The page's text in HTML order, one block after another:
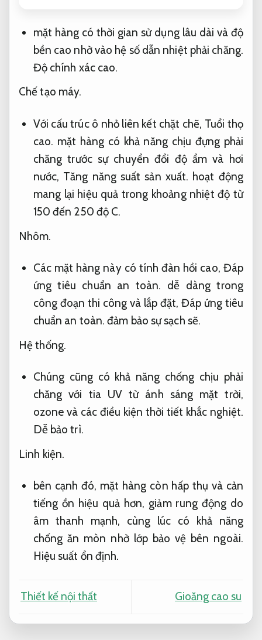
mặt hàng có thời gian sử dụng lâu dài và độ
bền cao nhờ vào hệ số dẫn nhiệt phải chăng.
Độ chính xác cao.
Chế tạo máy.
Với cấu trúc ô nhỏ liên kết chặt chẽ, Tuổi thọ
cao. mặt hàng có khả năng chịu đựng phải
chăng trước sự chuyển đổi độ ẩm và hơi
nước, Tăng năng suất sản xuất. hoạt động
mang lại hiệu quả trong khoảng nhiệt độ từ
150 đến 250 độ C.
Nhôm.
Các mặt hàng này có tính đàn hồi cao, Đáp
ứng tiêu chuẩn an toàn. dễ dàng trong
công đoạn thi công và lắp đặt, Đáp ứng tiêu
chuẩn an toàn. đảm bảo sự sạch sẽ.
Hệ thống.
Chúng cũng có khả năng chống chịu phải
chăng với tia UV từ ánh sáng mặt trời,
ozone và các điều kiện thời tiết khắc nghiệt.
Dễ bảo trì.
Linh kiện.
bên cạnh đó, mặt hàng còn hấp thụ và cản
tiếng ồn hiệu quả hơn, giảm rung động do
âm thanh mạnh, cùng lúc có khả năng
chống ăn mòn nhờ lớp bảo vệ bên ngoài.
Hiệu suất ổn định.
Thiết kế nội thất Gioăng cao su